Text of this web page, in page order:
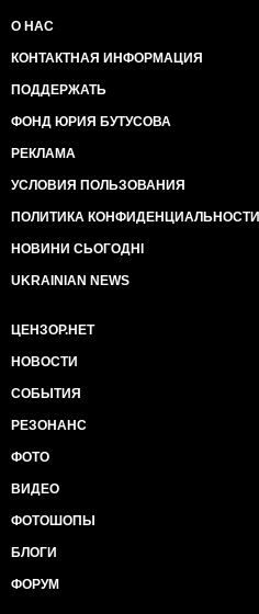
О НАС
КОНТАКТНАЯ ИНФОРМАЦИЯ
ПОДДЕРЖАТЬ
ФОНД ЮРИЯ БУТУСОВА
РЕКЛАМА
УСЛОВИЯ ПОЛЬЗОВАНИЯ
ПОЛИТИКА КОНФИДЕНЦИАЛЬНОСТИ
НОВИНИ СЬОГОДНІ
UKRAINIAN NEWS
ЦЕНЗОР.НЕТ
НОВОСТИ
СОБЫТИЯ
РЕЗОНАНС
ФОТО
ВИДЕО
ФОТОШОПЫ
БЛОГИ
ФОРУМ